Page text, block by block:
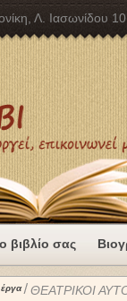
Λ. Ιασωνίδου
βιβλίο σας
ΘΕΑΤΡΙΚΟΙ